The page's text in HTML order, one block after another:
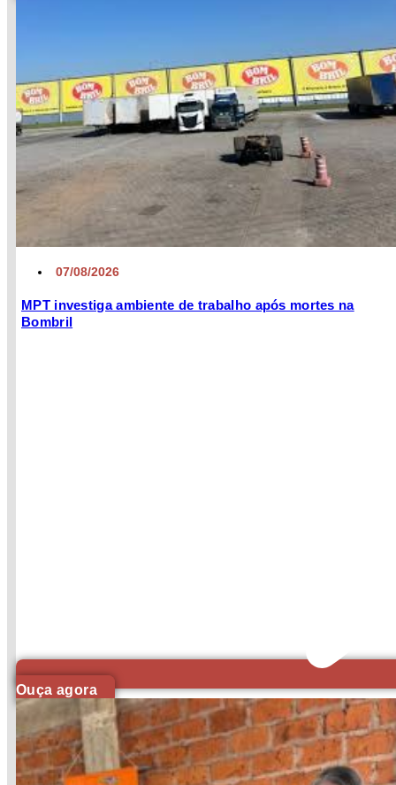
07/08/2026
MPT investiga ambiente de trabalho após mortes na
Bombril
Ouça agora